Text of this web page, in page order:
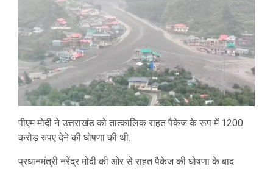
पीएम मोदी ने उत्तराखंड को तात्कालिक राहत पैकेज के रूप में 1200
करोड़ रुपए देने की घोषणा की थी.
प्रधानमंत्री नरेंद्र मोदी की ओर से राहत पैकेज की घोषणा के बाद